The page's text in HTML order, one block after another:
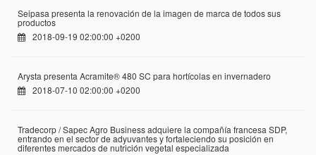
Seipasa presenta la renovación de la imagen de marca de todos sus
productos
2018-09-19 02:00:00 +0200
Arysta presenta Acramite® 480 SC para hortícolas en invernadero
2018-07-10 02:00:00 +0200
Tradecorp / Sapec Agro Business adquiere la compañía francesa SDP,
entrando en el sector de adyuvantes y fortaleciendo su posición en
diferentes mercados de nutrición vegetal especializada